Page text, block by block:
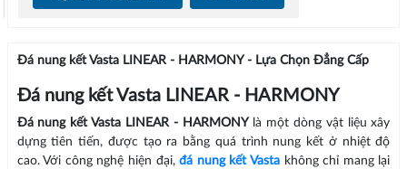
Đá nung kết Vasta LINEAR - HARMONY - Lựa Chọn Đẳng Cấp
Đá nung kết Vasta LINEAR - HARMONY
Đá nung kết Vasta LINEAR - HARMONY là một dòng vật liệu xây
dựng tiên tiến, được tạo ra bằng quá trình nung kết ở nhiệt độ
cao. Với công nghệ hiện đại,đá nung kết Vasta không chỉ mang lại